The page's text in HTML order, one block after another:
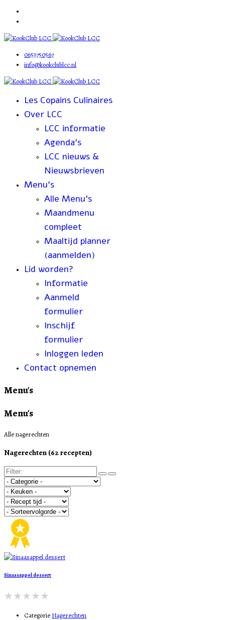
0653750567
info@kookclublcc.nl
Les Copains Culinaires
Over LCC
LCC informatie
Agenda's
LCC nieuws &
Nieuwsbrieven
Menu's
Alle Menu's
Maandmenu
compleet
Maaltijd planner
(aanmelden)
Lid worden?
Informatie
Aanmeld
formulier
Inschijf
formulier
Inloggen leden
Contact opnemen
Menu's
Menu's
Alle nagerechten
Nagerechten (62 recepten)
Sinaasappel dessert
Categorie Nagerechten